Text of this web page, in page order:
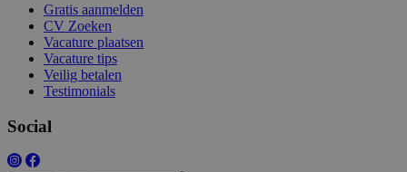
Gratis aanmelden
CV Zoeken
Vacature plaatsen
Vacature tips
Veilig betalen
Testimonials
Social